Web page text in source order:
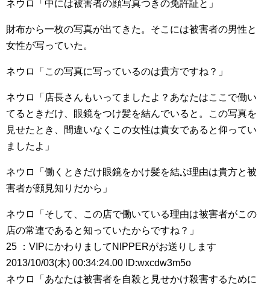
ネウロ「中には被害者の顔写真つきの免許証と」
財布から一枚の写真が出てきた。そこには被害者の男性と
女性が写っていた。
ネウロ「この写真に写っているのは貴方ですね？」
ネウロ「店長さんもいってましたよ？あなたはここで働い
てるときだけ、眼鏡をつけ髪を結んでいると。この写真を
見せたとき、間違いなくこの女性は貴女であると仰ってい
ましたよ」
ネウロ「働くときだけ眼鏡をかけ髪を結ぶ理由は貴方と被
害者が顔見知りだから」
ネウロ「そして、この店で働いている理由は被害者がこの
店の常連であると知っていたからですね？」
25 ：VIPにかわりましてNIPPERがお送りします
2013/10/03(木) 00:34:24.00 ID:wxcdw3m5o
ネウロ「あなたは被害者を自殺と見せかけ殺害するために